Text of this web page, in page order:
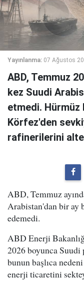
Yayınlanma: 07 Ağustos
ABD, Temmuz
kez Suudi
etmedi. Hürmüz
Körfez'den
rafinerilerini
ABD, Temmuz
Arabistan'dan bir ay
edemedi.
ABD Enerji
2026 boyunca Suudi
bunun başlıca
enerji ticaretini